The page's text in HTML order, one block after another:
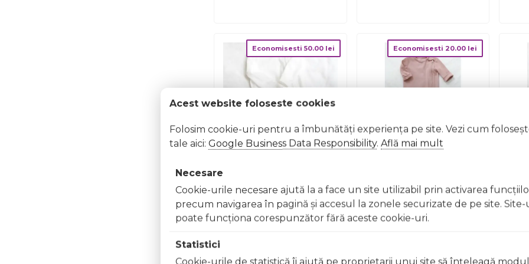
Economisesti 50.00lei
Maneca Lunga, Inchidere
Cu Fermoar, Marimea 86,
Alb, Set De 2 Bucati
Pjb4195726
229.00 179.00 lei
Economisesti 20.00 lei
Maneca Lunga Si Botosei,
Inchidere Cu Fermoar, Bej
Fluid, Marimea 68
Pjb4195788
139.00 lei 119.00 lei
Acest website foloseste cookies
Folosim cookie-uri pentru a îmbunătăți experiența pe site. Vezi cum
tale aici: Google Business Data Responsibility. Află mai mult
Necesare
Cookie-urile necesare ajută la a face un site utilizabil prin activarea
precum navigarea în pagină şi accesul la zonele securizate de pe site.
poate funcţiona corespunzător fără aceste cookie-uri.
Statistici
Cookie-urile de statistică îi ajută pe proprietarii unui site să înţeleagă